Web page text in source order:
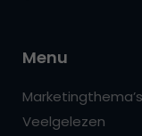
Menu
Marketingthema’s
Veelgelezen